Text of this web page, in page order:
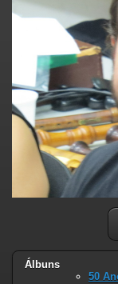
Álbuns
50